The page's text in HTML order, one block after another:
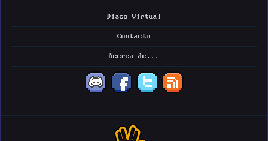
Disco Virtual
Contacto
Acerca de...